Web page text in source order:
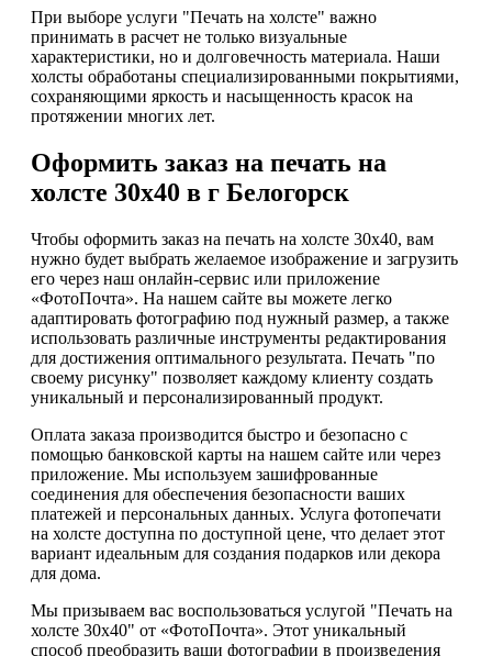
При выборе услуги "Печать на холсте" важно
принимать в расчет не только визуальные
характеристики, но и долговечность материала. Наши
холсты обработаны специализированными покрытиями,
сохраняющими яркость и насыщенность красок на
протяжении многих лет.
Оформить заказ на печать на
холсте 30х40 в г Белогорск
Чтобы оформить заказ на печать на холсте 30х40, вам
нужно будет выбрать желаемое изображение и загрузить
его через наш онлайн-сервис или приложение
«ФотоПочта». На нашем сайте вы можете легко
адаптировать фотографию под нужный размер, а также
использовать различные инструменты редактирования
для достижения оптимального результата. Печать "по
своему рисунку" позволяет каждому клиенту создать
уникальный и персонализированный продукт.
Оплата заказа производится быстро и безопасно с
помощью банковской карты на нашем сайте или через
приложение. Мы используем зашифрованные
соединения для обеспечения безопасности ваших
платежей и персональных данных. Услуга фотопечати
на холсте доступна по доступной цене, что делает этот
вариант идеальным для создания подарков или декора
для дома.
Мы призываем вас воспользоваться услугой "Печать на
холсте 30х40" от «ФотоПочта». Этот уникальный
способ преобразить ваши фотографии в произведения